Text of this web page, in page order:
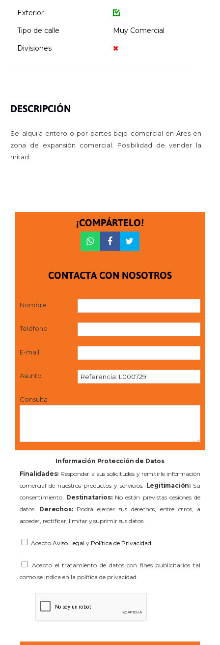
Exterior
Tipo de calle
Muy Comercial
Divisiones
DESCRIPCIÓN
Se alquila entero o por partes bajo comercial en Ares en
zona de expansión comercial. Posibilidad de vender la
mitad.
¡COMPÁRTELO!
CONTACTA CON NOSOTROS
Nombre
Teléfono
E-mail
Asunto
Consulta
Información Protección de Datos
Finalidades: Responder a sus solicitudes y remitirle información
comercial de nuestros productos y servicios. Legitimación: Su
consentimiento. Destinatarios:No están previstas cesiones de
datos. Derechos:Podrá ejercer sus derechos, entre otros, a
acceder, rectificar, limitar y suprimir sus datos.
Acepto Aviso Legal y Política de Privacidad
Acepto el tratamiento de datos con fines publicitarios tal
como se indica en la política de privacidad.